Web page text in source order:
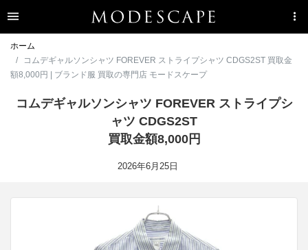
ホーム
コムデギャルソンシャツ FOREVER ストライプシャツ CDGS2ST 買取金
額8,000円 | ブランド服 買取の専門店 モードスケープ
コムデギャルソンシャツ FOREVER ストライプシ
ャツ CDGS2ST
買取金額8,000円
2026年6月25日